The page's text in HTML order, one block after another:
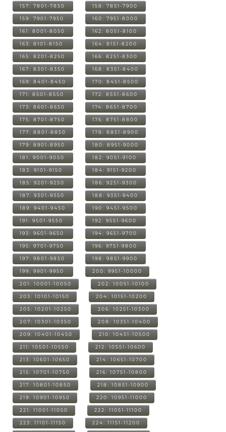
157: 7801-7850 158: 7851-7900
159: 7901-7950 160: 7951-8000
161: 8001-8050 162: 8051-8100
163: 8101-8150 164: 8151-8200
165: 8201-8250 166: 8251-8300
167: 8301-8350 168: 8351-8400
169: 8401-8450 170: 8451-8500
171: 8501-8550 172: 8551-8600
173: 8601-8650 174: 8651-8700
175: 8701-8750 176: 8751-8800
177: 8801-8850 178: 8851-8900
179: 8901-8950 180: 8951-9000
181: 9001-9050 182: 9051-9100
183: 9101-9150 184: 9151-9200
185: 9201-9250 186: 9251-9300
187: 9301-9350 188: 9351-9400
189: 9401-9450 190: 9451-9500
191: 9501-9550 192: 9551-9600
193: 9601-9650 194: 9651-9700
195: 9701-9750 196: 9751-9800
197: 9801-9850 198: 9851-9900
199: 9901-9950 200: 9951-10000
201: 10001-10050 202: 10051-10100
203: 10101-10150 204: 10151-10200
205: 10201-10250 206: 10251-10300
207: 10301-10350 208: 10351-10400
209: 10401-10450 210: 10451-10500
211: 10501-10550 212: 10551-10600
213: 10601-10650 214: 10651-10700
215: 10701-10750 216: 10751-10800
217: 10801-10850 218: 10851-10900
219: 10901-10950 220: 10951-11000
221: 11001-11050 222: 11051-11100
223: 11101-11150 224: 11151-11200